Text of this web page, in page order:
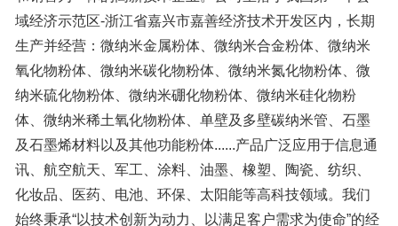
本品为充惰气塑料袋包装，密封保存于干燥、阴凉的环境中，不宜
暴露空气中，防受潮发生氧化团聚，影响分散性能和使用效果；包
装数量可以根据客户要求提供，分装。